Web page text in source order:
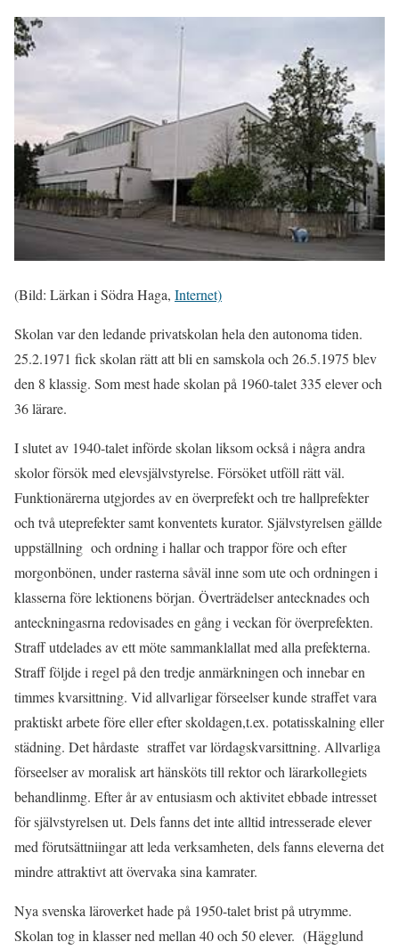
(Bild: Lärkan i Södra Haga, Internet)
Skolan var den ledande privatskolan hela den autonoma tiden.
25.2.1971 fick skolan rätt att bli en samskola och 26.5.1975 blev
den 8 klassig. Som mest hade skolan på 1960-talet 335 elever och
36 lärare.
I slutet av 1940-talet införde skolan liksom också i några andra
skolor försök med elevsjälvstyrelse. Försöket utföll rätt väl.
Funktionärerna utgjordes av en överprefekt och tre hallprefekter
och två uteprefekter samt konventets kurator. Självstyrelsen gällde
uppställning och ordning i hallar och trappor före och efter
morgonbönen, under rasterna såväl inne som ute och ordningen i
klasserna före lektionens början. Överträdelser antecknades och
anteckningasrna redovisades en gång i veckan för överprefekten.
Straff utdelades av ett möte sammanklallat med alla prefekterna.
Straff följde i regel på den tredje anmärkningen och innebar en
timmes kvarsittning. Vid allvarligar förseelser kunde straffet vara
praktiskt arbete före eller efter skoldagen,t.ex. potatisskalning eller
städning. Det hårdaste straffet var lördagskvarsittning. Allvarliga
förseelser av moralisk art hänsköts till rektor och lärarkollegiets
behandlinmg. Efter år av entusiasm och aktivitet ebbade intresset
för självstyrelsen ut. Dels fanns det inte alltid intresserade elever
med förutsättniingar att leda verksamheten, dels fanns eleverna det
mindre attraktivt att övervaka sina kamrater.
Nya svenska läroverket hade på 1950-talet brist på utrymme.
Skolan tog in klasser ned mellan 40 och 50 elever. (Hägglund